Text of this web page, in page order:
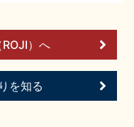
）へ
を知る